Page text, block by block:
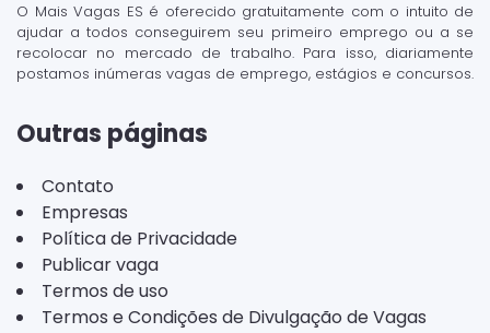
O Mais Vagas ES é oferecido gratuitamente com o intuito de
ajudar a todos conseguirem seu primeiro emprego ou a se
recolocar no mercado de trabalho. Para isso, diariamente
postamos inúmeras vagas de emprego, estágios e concursos.
Outras páginas
Contato
Empresas
Política de Privacidade
Publicar vaga
Termos de uso
Termos e Condições de Divulgação de Vagas